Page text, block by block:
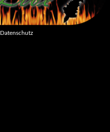
Datenschutz